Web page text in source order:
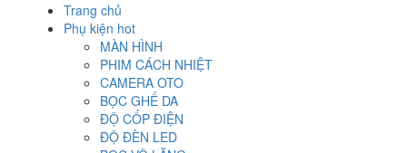
Trang chủ
Phụ kiện hot
MÀN HÌNH
PHIM CÁCH NHIỆT
CAMERA OTO
BỌC GHẾ DA
ĐỘ CỐP ĐIỆN
ĐỘ ĐÈN LED